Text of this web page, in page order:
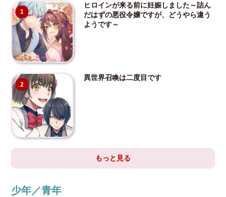
1
ヒロインが来る前に妊娠しました～詰ん
だはずの悪役令嬢ですが、どうやら違う
ようです～
2
異世界召喚は二度目です
もっと見る
少年／青年